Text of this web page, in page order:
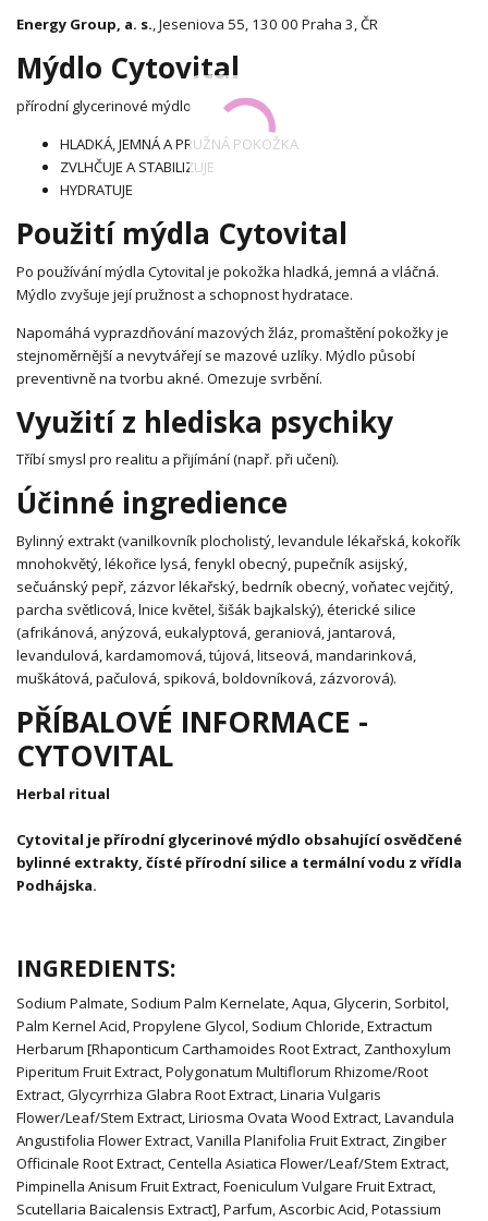
Energy Group, a. s., Jeseniova 55, 130 00 Praha 3, ČR
Mýdlo Cytovital
přírodní glycerinové mýdlo
HLADKÁ, JEMNÁ A PRUŽNÁ POKOŽKA
ZVLHČUJE A STABILIZUJE
HYDRATUJE
Použití mýdla Cytovital
Po používání mýdla Cytovital je pokožka hladká, jemná a vláčná.
Mýdlo zvyšuje její pružnost a schopnost hydratace.
Napomáhá vyprazdňování mazových žláz, promaštění pokožky je
stejnoměrnější a nevytvářejí se mazové uzlíky. Mýdlo působí
preventivně na tvorbu akné. Omezuje svrbění.
Využití z hlediska psychiky
Tříbí smysl pro realitu a přijímání (např. při učení).
Účinné ingredience
Bylinný extrakt (vanilkovník plocholistý, levandule lékařská, kokořík
mnohokvětý, lékořice lysá, fenykl obecný, pupečník asijský,
sečuánský pepř, zázvor lékařský, bedrník obecný, voňatec vejčitý,
parcha světlicová, lnice květel, šišák bajkalský), éterické silice
(afrikánová, anýzová, eukalyptová, geraniová, jantarová,
levandulová, kardamomová, tújová, litseová, mandarinková,
muškátová, pačulová, spiková, boldovníková, zázvorová).
PŘÍBALOVÉ INFORMACE -
CYTOVITAL
Herbal ritual
Cytovital je přírodní glycerinové mýdlo obsahující osvědčené
bylinné extrakty, čísté přírodní silice a termální vodu z vřídla
Podhájska.
INGREDIENTS:
Sodium Palmate, Sodium Palm Kernelate, Aqua, Glycerin, Sorbitol,
Palm Kernel Acid, Propylene Glycol, Sodium Chloride, Extractum
Herbarum [Rhaponticum Carthamoides Root Extract, Zanthoxylum
Piperitum Fruit Extract, Polygonatum Multiflorum Rhizome/Root
Extract, Glycyrrhiza Glabra Root Extract, Linaria Vulgaris
Flower/Leaf/Stem Extract, Liriosma Ovata Wood Extract, Lavandula
Angustifolia Flower Extract, Vanilla Planifolia Fruit Extract, Zingiber
Officinale Root Extract, Centella Asiatica Flower/Leaf/Stem Extract,
Pimpinella Anisum Fruit Extract, Foeniculum Vulgare Fruit Extract,
Scutellaria Baicalensis Extract], Parfum, Ascorbic Acid, Potassium